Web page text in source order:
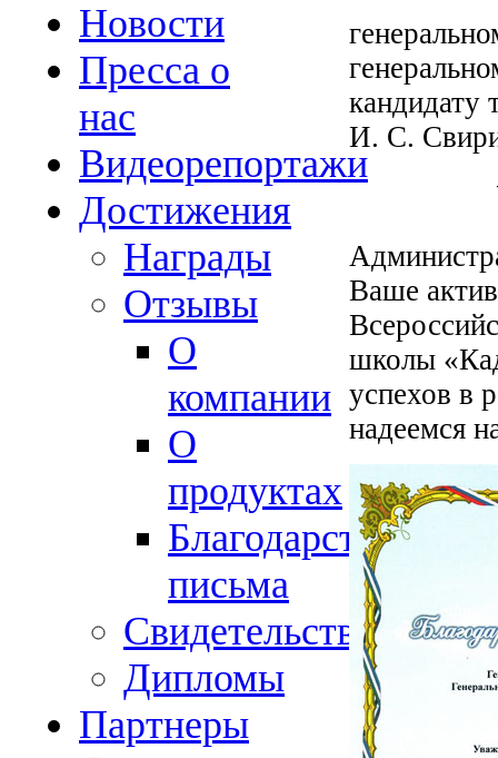
Новости
Пресса о
нас
Видеорепортажи
Достижения
Награды
Отзывы
О
компании
О
продуктах
Благодарственные
письма
Свидетельства
Дипломы
Партнеры
кандидату
И. С.
Ваше
школы
успехов в
надеемся